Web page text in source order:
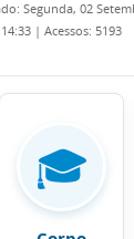
Segunda, 02
| Acessos: 5193
🎓